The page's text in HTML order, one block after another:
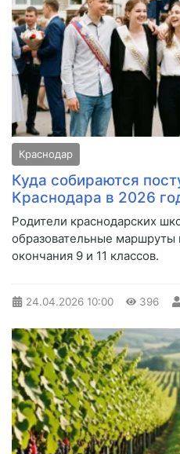
Краснодар
Куда собираются
Краснодара в 2026
Родители краснодарских
образовательные маршруты
окончания 9 и 11 классов.
24.04.2026 10:00 396